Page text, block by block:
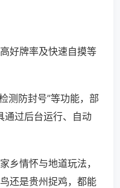
好牌率及快速自摸等
测防封号”等功能，部
通过后台运行、自动
乡情怀与地道玩法，
还是贵州捉鸡，都能